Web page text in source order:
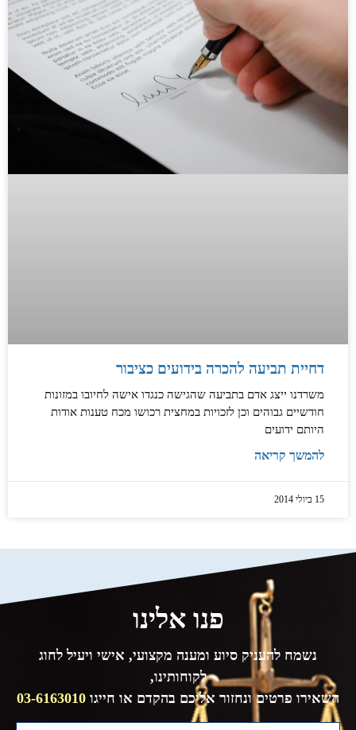
דחיית תביעה להכרה בידועים כציבור
משרדנו ייצג אדם בתביעה שהגישה כנגדו אישה לחיובו במזונות
חודשיים גבוהים וכן לזכויות במחצית רכושו מכח טענות אודות
היותם ידועים
להמשך קריאה
15 ביולי 2014
פנו אלינו
נשמח להעניק סיוע ומענה מקצועי, אישי ויעיל לחוג
לקוחותינו,
השאירו פרטים ונחזור אליכם בהקדם או חייגו 03-6163010